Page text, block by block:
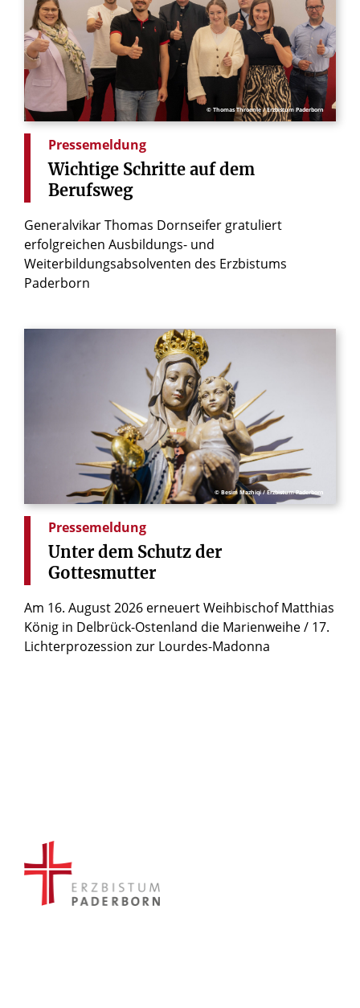
© Thomas Throenle / Erzbistum Paderborn
Pressemeldung
Wichtige Schritte auf dem
Berufsweg
Generalvikar Thomas Dornseifer gratuliert
erfolgreichen Ausbildungs- und
Weiterbildungsabsolventen des Erzbistums
Paderborn
© Besim Mazhiqi / Erzbistum Paderborn
Pressemeldung
Unter dem Schutz der
Gottesmutter
Am 16. August 2026 erneuert Weihbischof Matthias
König in Delbrück-Ostenland die Marienweihe / 17.
Lichterprozession zur Lourdes-Madonna